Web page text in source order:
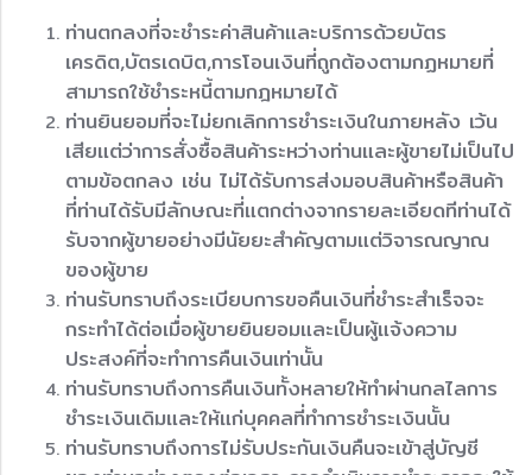
ท่านตกลงที่จะชำระค่าสินค้าและบริการด้วยบัตร
เครดิต,บัตรเดบิต,การโอนเงินที่ถูกต้องตามกฏหมายที่
สามารถใช้ชำระหนี้ตามกฎหมายได้
ท่านยินยอมที่จะไม่ยกเลิกการชำระเงินในภายหลัง เว้น
เสียแต่ว่าการสั่งซื้อสินค้าระหว่างท่านและผู้ขายไม่เป็นไป
ตามข้อตกลง เช่น ไม่ได้รับการส่งมอบสินค้าหรือสินค้า
ที่ท่านได้รับมีลักษณะที่แตกต่างจากรายละเอียดทีท่านได้
รับจากผู้ขายอย่างมีนัยยะสำคัญตามแต่วิจารณญาณ
ของผู้ขาย
ท่านรับทราบถึงระเบียบการขอคืนเงินที่ชำระสำเร็จจะ
กระทำได้ต่อเมื่อผู้ขายยินยอมและเป็นผู้แจ้งความ
ประสงค์ที่จะทำการคืนเงินเท่านั้น
ท่านรับทราบถึงการคืนเงินทั้งหลายให้ทำผ่านกลไลการ
ชำระเงินเดิมและให้แก่บุคคลที่ทำการชำระเงินนั้น
ท่านรับทราบถึงการไม่รับประกันเงินคืนจะเข้าสู่บัญชี